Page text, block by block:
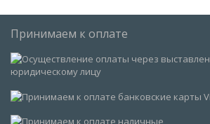
Принимаем к оплате